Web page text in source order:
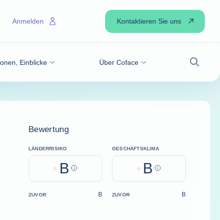
Einblicke Über Coface
Suche
Anmelden Kontaktieren Sie uns
Bewertung
LÄNDERRISIKO
B Help
GESCHÄFTSKLIMA
B Help
ZUVOR B ZUVOR B